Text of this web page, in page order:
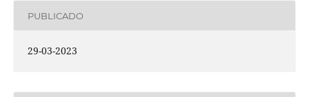
PUBLICADO
29-03-2023